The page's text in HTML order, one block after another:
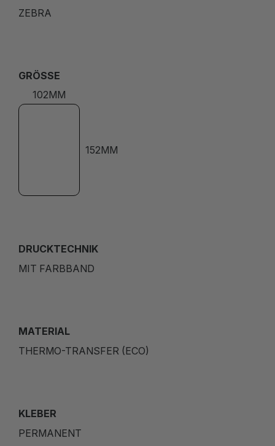
ZEBRA
GRÖSSE
102MM
152MM
DRUCKTECHNIK
MIT FARBBAND
MATERIAL
THERMO-TRANSFER (ECO)
KLEBER
PERMANENT